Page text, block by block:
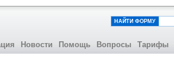
НАЙТИ ФОРМУ
Новости Помощь Вопросы Тарифы